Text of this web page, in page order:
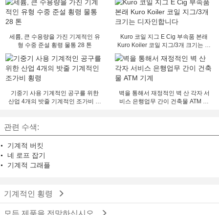
세륨, 큰 수용량을 가진 기계적인 유
형 수중 준설 횡령 물통 28 톤
Kuro 코일 지그 E Cig 부속품 본래
Kuro Koiler 코일 지그/3개 크기는 디
기중기 사용 기계적인 공구를 위한
산업 4개의 밧줄 기계적인 조가비 횡
벽을 통해서 재정적인 벽 산 각자 서
비스 은행업무 간이 건축물 ATM 기
관련 수색:
기계적 버킷
네 로프 잡기
기계적 그래플
기계적인 횡령
모든 제품을 전망하십시오